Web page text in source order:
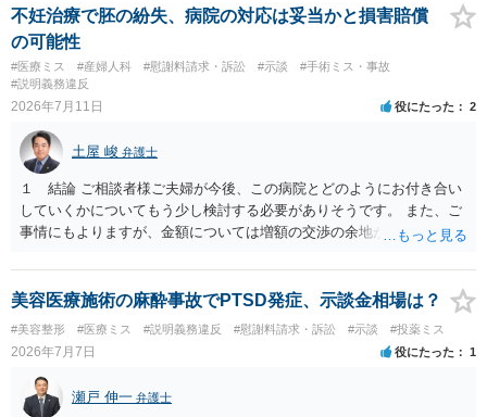
緑挙上が含まれる合意がある事実を推認させる事実になると思われま
す。 ④当初の手術費用の返金や、他院での修正手術費用についても補
償を求めることが可能かについて 上記①〜③で記載された相手方の過
失又は債務不履行（他に過失又は債務不履行がある場合はそれも含
む）が認定され、それらと損害（当初の手術費用や他院での修正手術
費用）との間に相当因果関係が認められる場合は、補償を求めること
は可能です。 以上です。 何かあればご連絡ください。
不妊治療で胚の紛失、病院の対応は妥当かと損害賠償
の可能性
#医療ミス #産婦人科 #慰謝料請求・訴訟 #示談
#手術ミス・事故
#説明義務違反
2026年7月11日 役にたった 2
土屋 峻 弁護士
１ 結論 ご相談者様ご夫婦が今後、この病院とどのようにお付き合い
していくかについてもう少し検討する必要がありそうです。 また、ご
事情にもよりますが、金額については増額の交渉の余地がありそうで
への不信感や失望のお気持ちがあろうかと存じます。他方で、「今後
の採卵・培養・凍結工程で、今回関わった培養士を自分たちの治療に
関与させないよう求める」ご意向があるのであれば、今後この病院で
の不妊治療を継続するお考えがあるように思われます。仮に、今後も
この病院での不妊治療を継続するのであれば、解決の方法として訴訟
は選択しづらく、交渉ベースでの解決が望ましいでしょう。 その上
で、病院の提案内容を検討すると、約５万３千円の内訳は、６個分の
美容医療施術の麻酔事故でPTSD発症、示談金相場は？
#美容整形 #医療ミス #説明義務違反 #慰謝料請求・訴訟 #示談 #投薬ミス
2026年7月7日 役にたった 1
瀬戸 伸一 弁護士